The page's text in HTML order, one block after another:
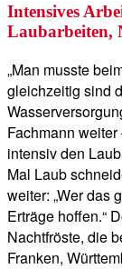
Intensives
Laubarbeiten,
„Man musste
gleichzeitig sind
Fachmann
intensiv den
Mal Laub
weiter: „Wer das
Erträge hoffen.“
Nachtfröste, die
Franken,